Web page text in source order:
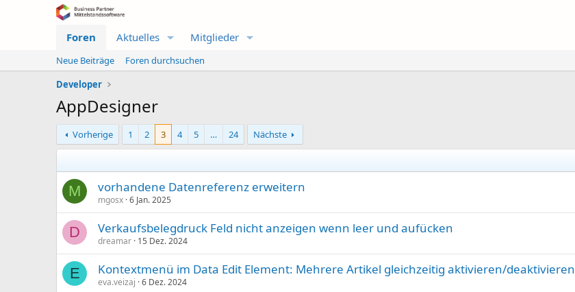
Foren Aktuelles Mitglieder
Neue Beiträge
Foren durchsuchen
Developer
AppDesigner
Vorherige 1 2 3 4 5 … 24 Nächste
M vorhandene Datenreferenz erweitern
mgosx 6 Jan. 2025
D Verkaufsbelegdruck Feld nicht anzeigen wenn leer und aufücken
dreamar 15 Dez. 2024
E Kontextmenü im Data Edit Element: Mehrere Artikel gleichzeitig aktivieren/deaktivieren
eva.veizaj 6 Dez. 2024